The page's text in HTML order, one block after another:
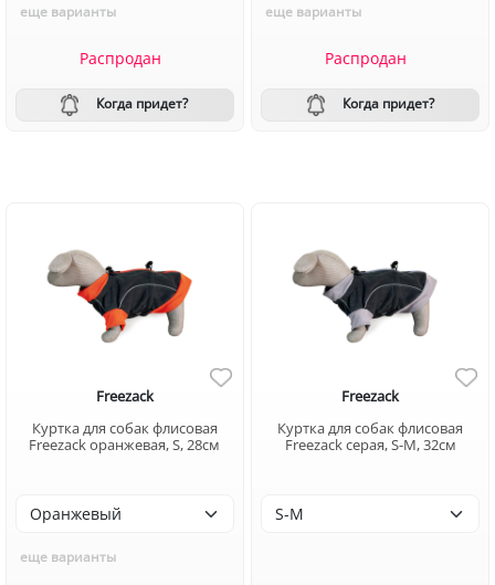
еще варианты
Распродан
Когда придет?
еще варианты
Распродан
Когда придет?
Freezack
Куртка для собак флисовая
Freezack оранжевая, S, 28см
еще варианты
Freezack
Куртка для собак флисовая
Freezack серая, S-M, 32см